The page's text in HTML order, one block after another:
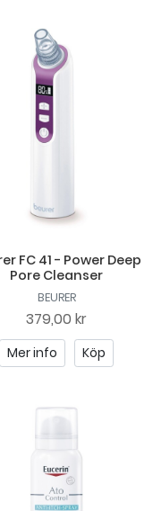
FC 41 - Power Deep
Pore Cleanser
BEURER
379,00 kr
Mer info Köp